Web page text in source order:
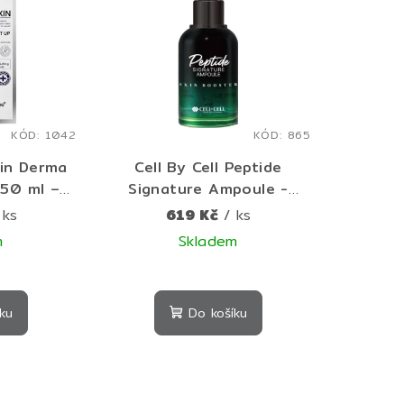
Derma
ml –
like
a
KÓD: 1042
Cell By Cell Peptide
Signature Ampoule -
Omlazující protivráskové
pleťové sérum 50 ml
619 Kč / ks
Skladem
hodnocení
produktu
je
Do košíku
KÓD: 865